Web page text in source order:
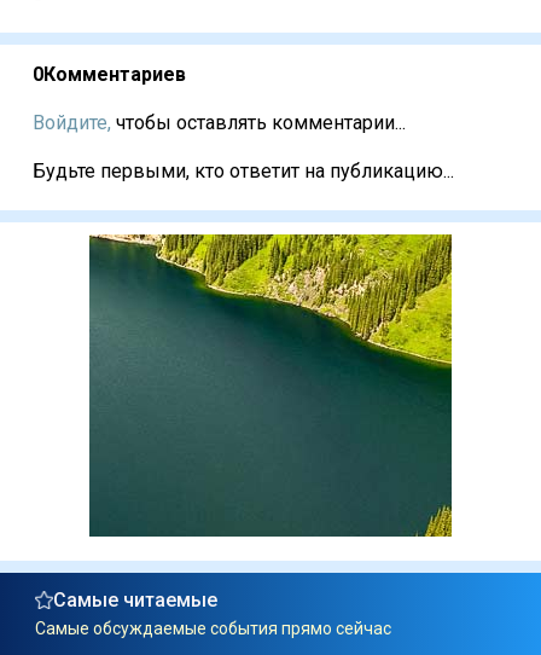
0Комментариев
Войдите, чтобы оставлять комментарии...
Будьте первыми, кто ответит на публикацию...
Самые читаемые
Самые обсуждаемые события прямо сейчас